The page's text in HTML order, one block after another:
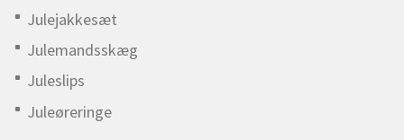
Julejakkesæt
Julemandsskæg
Juleslips
Juleøreringe